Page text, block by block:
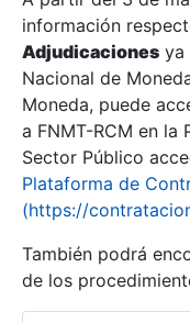
Show/Hide
información
Adjudicaciones ya
Nacional de
Moneda, puede
a FNMT-RCM en
Sector Público
Plataforma de
(https://
También podrá
de los